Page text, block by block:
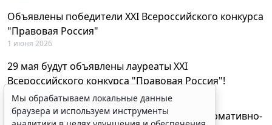
Объявлены победители XXI Всероссийского конкурса
"Правовая Россия"
1 июня 2026
29 мая будут объявлены лауреаты XXI
Всероссийского конкурса "Правовая Россия"!
27 мая 2026
AI-ассистент Искра теперь анализирует нормативно-
Мы обрабатываем локальные данные
браузера и используем инструменты